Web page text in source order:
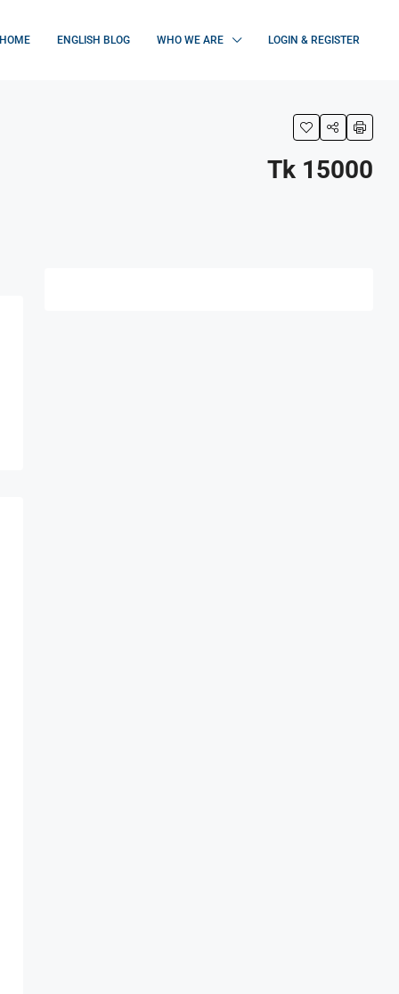
HOME ENGLISH BLOG WHO WE ARE LOGIN & REGISTER
Tk 15000